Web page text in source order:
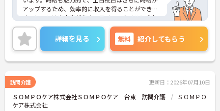
アップするため、効率的に収入を得ることができま
す。シフトは自由度が高く、ライフスタイルに合わ
せて無理なく働けます。福利厚生も充実しており、
長く働き続けられる職場です。興味がある方はぜひ
ご応募ください。
詳細を見る 無料 紹介してもらう
訪問介護 更新日：2026年07月10日
ＳＯＭＰＯケア株式会社ＳＯＭＰＯケア 台東 訪問介護
ＳＯＭＰＯ
ケア株式会社